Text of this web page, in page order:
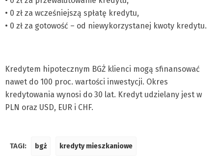
• 0 zł za wcześniejszą spłatę kredytu,
• 0 zł za gotowość – od niewykorzystanej kwoty kredytu.
Kredytem hipotecznym BGŻ klienci mogą sfinansować
nawet do 100 proc. wartości inwestycji. Okres
kredytowania wynosi do 30 lat. Kredyt udzielany jest w
PLN oraz USD, EUR i CHF.
TAGI: bgż kredyty mieszkaniowe